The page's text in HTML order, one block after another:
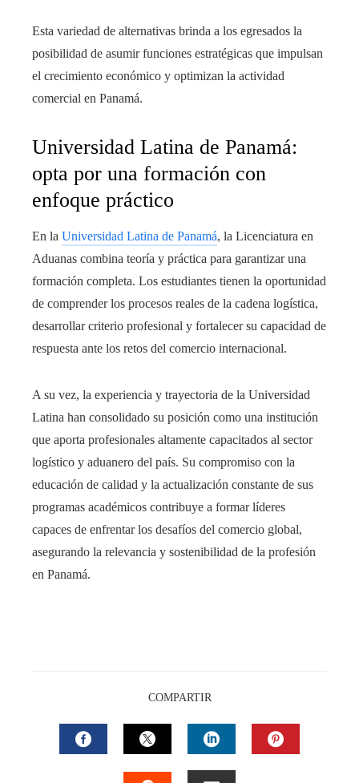
Esta variedad de alternativas brinda a los egresados la
posibilidad de asumir funciones estratégicas que impulsan
el crecimiento económico y optimizan la actividad
comercial en Panamá.
Universidad Latina de Panamá:
opta por una formación con
enfoque práctico
En la Universidad Latina de Panamá, la Licenciatura en
Aduanas combina teoría y práctica para garantizar una
formación completa. Los estudiantes tienen la oportunidad
de comprender los procesos reales de la cadena logística,
desarrollar criterio profesional y fortalecer su capacidad de
respuesta ante los retos del comercio internacional.
A su vez, la experiencia y trayectoria de la Universidad
Latina han consolidado su posición como una institución
que aporta profesionales altamente capacitados al sector
logístico y aduanero del país. Su compromiso con la
educación de calidad y la actualización constante de sus
programas académicos contribuye a formar líderes
capaces de enfrentar los desafíos del comercio global,
asegurando la relevancia y sostenibilidad de la profesión
en Panamá.
COMPARTIR
FACEBOOKTWITTERLINKEDIN